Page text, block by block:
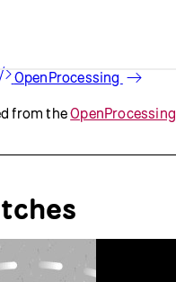
OpenProcessing
from theOpenProcessing